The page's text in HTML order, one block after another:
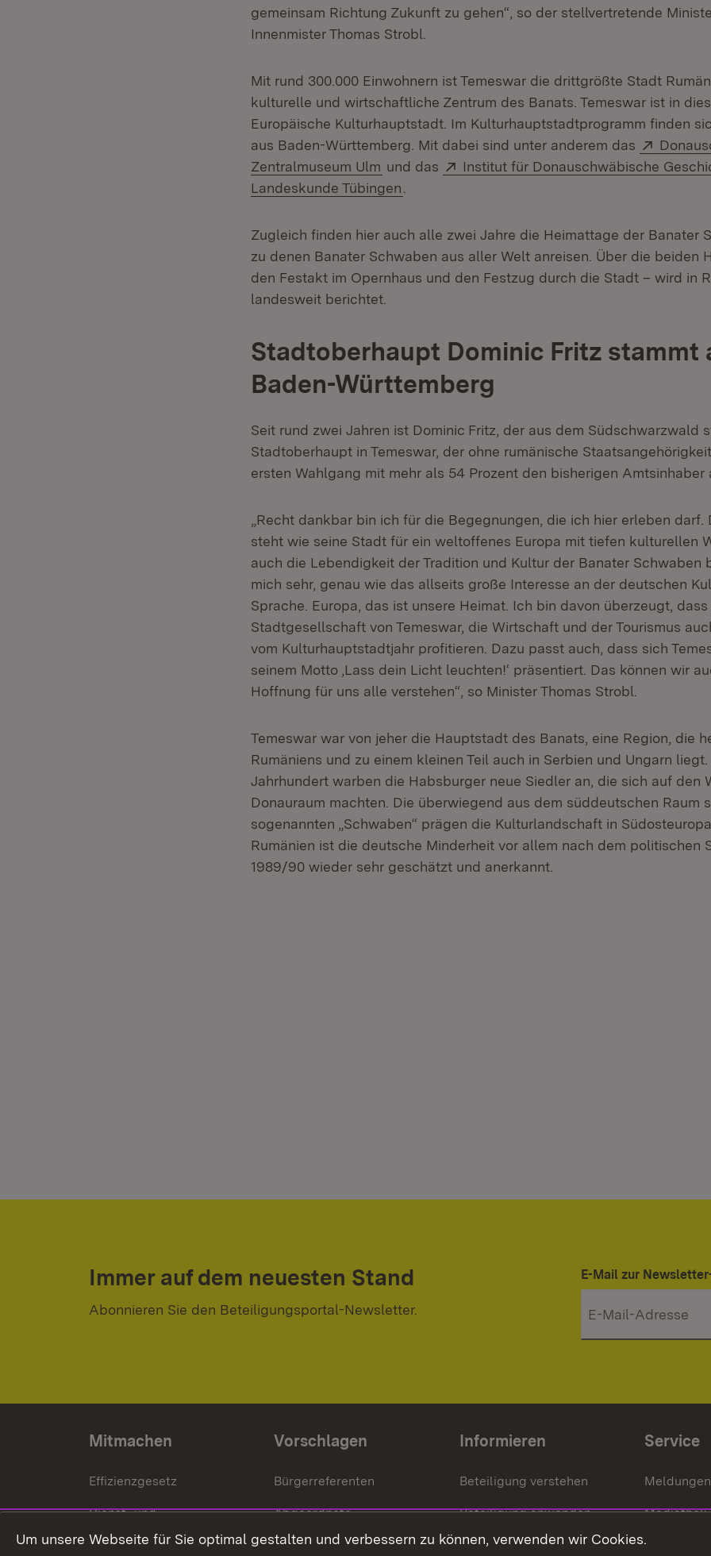
gemeinsam Richtung Zukunft zu gehen“, so der stellvertretende
Innenmister Thomas Strobl.
Mit rund 300.000 Einwohnern ist Temeswar die drittgrößte Stadt
kulturelle und wirtschaftliche Zentrum des Banats. Temeswar ist in
Europäische Kulturhauptstadt. Im Kulturhauptstadtprogramm finden
aus Baden-Württemberg. Mit dabei sind unter anderem das
Extern:
Zentralmuseum Ulm (Öffnet in neuem Fenster)
und das Extern:
Institut für Donauschwäbische
Landeskunde Tübingen
Zugleich finden hier auch alle zwei Jahre die Heimattage der Banater
zu denen Banater Schwaben aus aller Welt anreisen. Über die beiden
den Festakt im Opernhaus und den Festzug durch die Stadt – wird in
landesweit berichtet.
Stadtoberhaupt Dominic Fritz stammt
Baden-Württemberg
Seit rund zwei Jahren ist Dominic Fritz, der aus dem Südschwarzwald
Stadtoberhaupt in Temeswar, der ohne rumänische
ersten Wahlgang mit mehr als 54 Prozent den bisherigen Amtsinhaber
„Recht dankbar bin ich für die Begegnungen, die ich hier erleben darf.
steht wie seine Stadt für ein weltoffenes Europa mit tiefen kulturellen
auch die Lebendigkeit der Tradition und Kultur der Banater Schwaben
mich sehr, genau wie das allseits große Interesse an der deutschen
Sprache. Europa, das ist unsere Heimat. Ich bin davon überzeugt, dass
Stadtgesellschaft von Temeswar, die Wirtschaft und der Tourismus
vom Kulturhauptstadtjahr profitieren. Dazu passt auch, dass sich
seinem Motto ‚Lass dein Licht leuchten!‘ präsentiert. Das können wir
Hoffnung für uns alle verstehen“, so Minister Thomas Strobl.
Temeswar war von jeher die Hauptstadt des Banats, eine Region, die
Rumäniens und zu einem kleinen Teil auch in Serbien und Ungarn liegt.
Jahrhundert warben die Habsburger neue Siedler an, die sich auf den
Donauraum machten. Die überwiegend aus dem süddeutschen Raum
sogenannten „Schwaben“ prägen die Kulturlandschaft in
Rumänien ist die deutsche Minderheit vor allem nach dem politischen
1989/90 wieder sehr geschätzt und anerkannt.
Immer auf dem neuesten Stand
Abonnieren Sie den Beteiligungsportal-Newsletter.
E-Mail zur
Mitmachen
Effizienzgesetz
Dienst- und
Versorgungsbezüge
Vorschlagen
Bürgerreferenten
Abgeordnete
Bürgerbeauftragte
Informieren
Beteiligung verstehen
Beteiligung anwenden
Beteiligung stärken
Service
Meldungen
Mediathek
Um unsere Webseite für Sie optimal gestalten und verbessern zu können, verwenden wir Cookies.